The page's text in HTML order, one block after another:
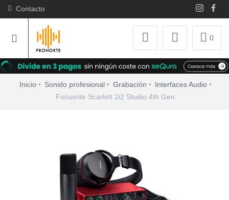
Contacto
0
Inicio Sonido profesional Grabación
Interfaces Audio
Focusrite Scarlett 2i2 Studio 4th Gen